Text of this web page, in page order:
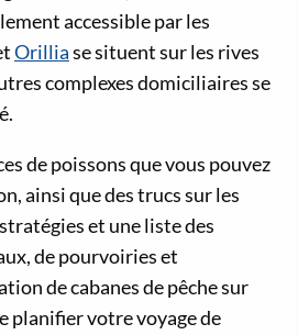
accessible par les
Orilliase situent sur les rives
complexes domiciliaires se
de poissons que vous pouvez
ainsi que des trucs sur les
et une liste des
de pourvoiries et
de cabanes de pêche sur
planifier votre voyage de